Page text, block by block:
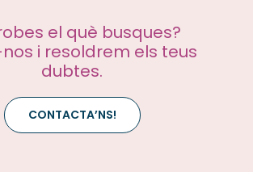
el què busques?
nos i resoldrem els teus
dubtes.
CONTACTA’NS!